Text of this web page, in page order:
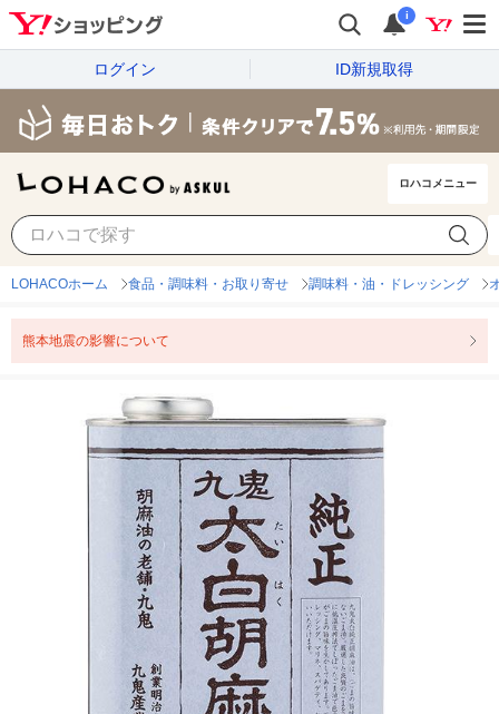
i
ログイン ID新規取得
ロハコメニュー
LOHACOホーム 食品・調味料・お取り寄せ 調味料・油・ドレッシング
熊本地震の影響について